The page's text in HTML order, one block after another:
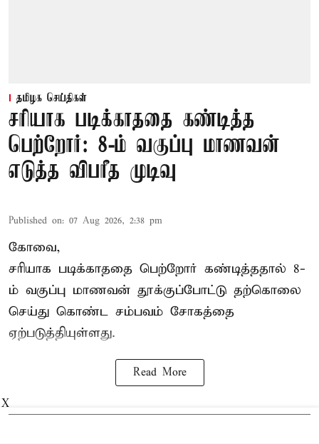
தமிழக செய்திகள்
சரியாக படிக்காததை கண்டித்த
பெற்றோர்: 8-ம் வகுப்பு மாணவன்
எடுத்த விபரீத முடிவு
Published on: 07 Aug 2026, 2:38 pm
கோவை,
சரியாக படிக்காததை பெற்றோர் கண்டித்ததால் 8-
ம் வகுப்பு மாணவன் தூக்குப்போட்டு தற்கொலை
செய்து கொண்ட சம்பவம் சோகத்தை
ஏற்படுத்தியுள்ளது.
Read More
X